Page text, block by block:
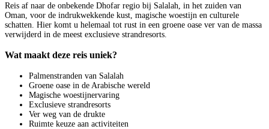
Reis af naar de onbekende Dhofar regio bij Salalah, in het zuiden van
Oman, voor de indrukwekkende kust, magische woestijn en culturele
schatten. Hier komt u helemaal tot rust in een groene oase ver van de massa
verwijderd in de meest exclusieve strandresorts.
Wat maakt deze reis uniek?
Palmenstranden van Salalah
Groene oase in de Arabische wereld
Magische woestijnervaring
Exclusieve strandresorts
Ver weg van de drukte
Ruimte keuze aan activiteiten